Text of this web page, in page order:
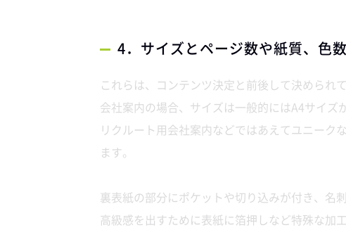
4．サイズとページ数や紙質、色
これらは、コンテンツ決定と前後して決められて
会社案内の場合、サイズは一般的にはA4サイズ
リクルート用会社案内などではあえてユニーク
ます。
裏表紙の部分にポケットや切り込みが付き、名
高級感を出すために表紙に箔押しなど特殊な加